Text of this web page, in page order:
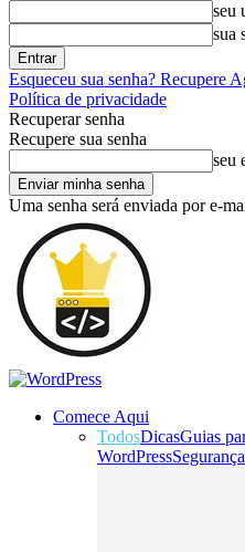
seu
sua
Esqueceu sua senha? Recupere
Política de privacidade
Recuperar senha
Recupere sua senha
seu
Uma senha será enviada por e-
Comece Aqui
TodosDicasGuias
WordPressSegurança